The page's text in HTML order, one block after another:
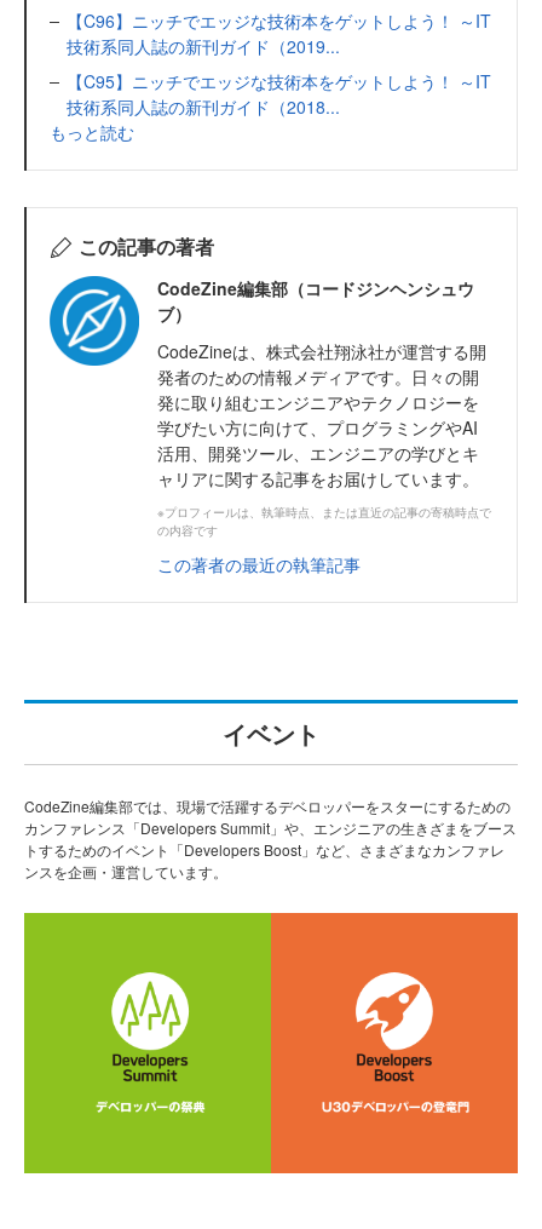
【C96】ニッチでエッジな技術本をゲットしよう！ ～IT
技術系同人誌の新刊ガイド（2019...
【C95】ニッチでエッジな技術本をゲットしよう！ ～IT
技術系同人誌の新刊ガイド（2018...
もっと読む
この記事の著者
CodeZine編集部（コードジンヘンシュウ
ブ）
CodeZineは、株式会社翔泳社が運営する開
発者のための情報メディアです。日々の開
発に取り組むエンジニアやテクノロジーを
学びたい方に向けて、プログラミングやAI
活用、開発ツール、エンジニアの学びとキ
ャリアに関する記事をお届けしています。
※プロフィールは、執筆時点、または直近の記事の寄稿時点で
の内容です
この著者の最近の執筆記事
イベント
CodeZine編集部では、現場で活躍するデベロッパーをスターにするための
カンファレンス「Developers Summit」や、エンジニアの生きざまをブース
トするためのイベント「Developers Boost」など、さまざまなカンファレ
ンスを企画・運営しています。